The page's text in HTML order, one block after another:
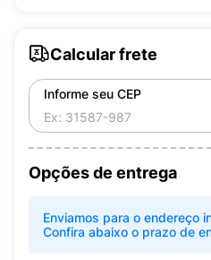
Calcular frete
Informe seu CEP
Opções de entrega
Enviamos para o endereço
Confira abaixo o prazo de